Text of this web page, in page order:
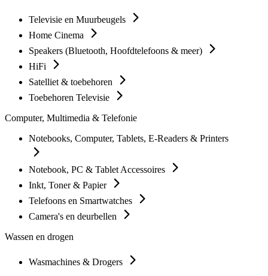
Televisie en Muurbeugels
Home Cinema
Speakers (Bluetooth, Hoofdtelefoons & meer)
HiFi
Satelliet & toebehoren
Toebehoren Televisie
Computer, Multimedia & Telefonie
Notebooks, Computer, Tablets, E-Readers & Printers
Notebook, PC & Tablet Accessoires
Inkt, Toner & Papier
Telefoons en Smartwatches
Camera's en deurbellen
Wassen en drogen
Wasmachines & Drogers